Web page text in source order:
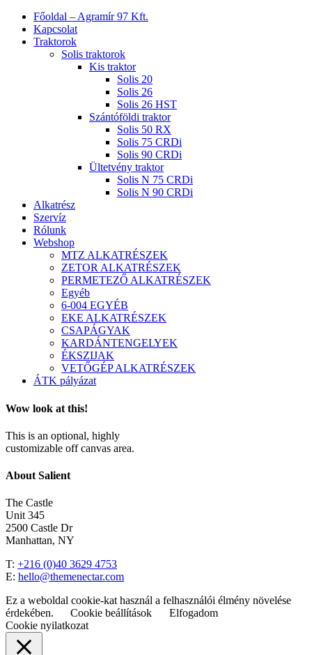
Close
Menu
Főoldal – Agramír 97 Kft.
Kapcsolat
Traktorok
Solis traktorok
Kis traktor
Solis 20
Solis 26
Solis 26 HST
Szántóföldi traktor
Solis 50 RX
Solis 75 CRDi
Solis 90 CRDi
Ültetvény traktor
Solis N 75 CRDi
Solis N 90 CRDi
Alkatrész
Szervíz
Rólunk
Webshop
MTZ ALKATRÉSZEK
ZETOR ALKATRÉSZEK
PERMETEZŐ ALKATRÉSZEK
Egyéb
6-004 EGYÉB
EKE ALKATRÉSZEK
CSAPÁGYAK
KARDÁNTENGELYEK
ÉKSZIJAK
VETŐGÉP ALKATRÉSZEK
ÁTK pályázat
Wow look at this!
This is an optional, highly
customizable off canvas area.
About Salient
The Castle
Unit 345
2500 Castle Dr
Manhattan, NY
T: +216 (0)40 3629 4753
E: hello@themenectar.com
Ez a weboldal cookie-kat használ a felhasználói élmény növelése
érdekében.
Cookie beállítások
Elfogadom
Cookie nyilatkozat